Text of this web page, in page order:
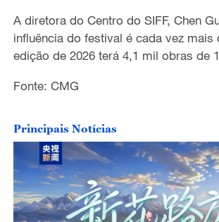
A diretora do Centro do SIFF, Chen
influência do festival é cada vez mais
edição de 2026 terá 4,1 mil obras de
Fonte: CMG
Principais Notícias